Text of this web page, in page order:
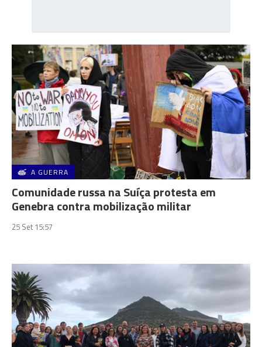
A GUERRA
Comunidade russa na Suíça protesta em
Genebra contra mobilização militar
25 Set 15:57